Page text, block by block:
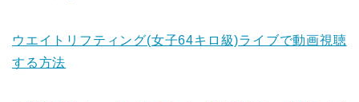
ウエイトリフティング(女子64キロ級)ライブで動画視聴
する方法